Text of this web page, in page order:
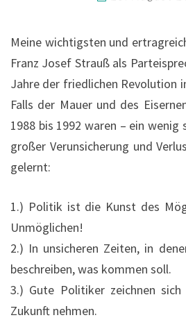
Meine wichtigsten und
Franz Josef Strauß als
Jahre der friedlichen Revolution
Falls der Mauer und des
1988 bis 1992 waren – ein
großer Verunsicherung und
gelernt:
1.) Politik ist die Kunst des
Unmöglichen!
2.) In unsicheren Zeiten, in
beschreiben, was kommen soll.
3.) Gute Politiker zeichnen
Zukunft nehmen.